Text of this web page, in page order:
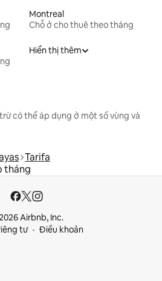
Montreal
Chỗ ở cho thuê theo tháng
Hiển thị thêm
có thể áp dụng ở một số vùng và
Tarifa
tháng
Airbnb, Inc.
tư
Điều khoản